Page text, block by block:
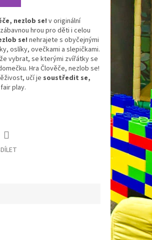
nezlob se!v originální
hrou pro děti i celou
se! nehrajete s obyčejnými
oslíky, ovečkami a slepičkami.
vybrat, se kterými zvířátky se
Hra Člověče, nezlob se!
učí je soustředit se,
play.